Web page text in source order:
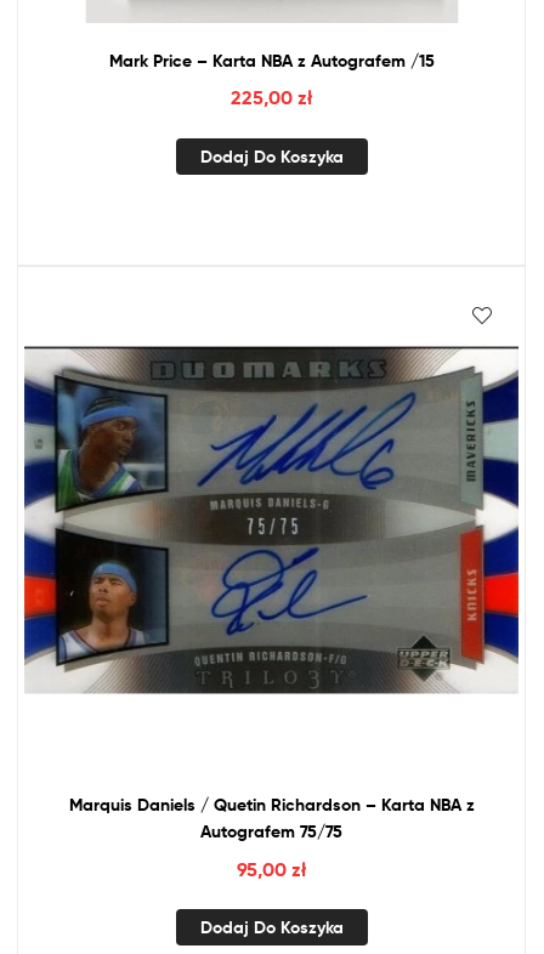
Mark Price – Karta NBA zAutografem /15
225,00 zł
Dodaj Do Koszyka
Marquis Daniels / Quetin Richardson – Karta NBA z
Autografem 75/75
95,00 zł
Dodaj Do Koszyka